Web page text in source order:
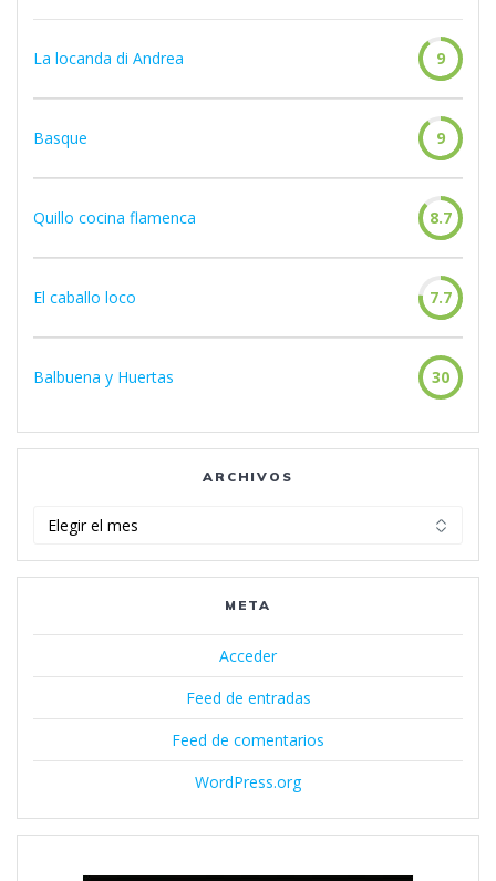
La locanda di Andrea 9
Basque 9
Quillo cocina flamenca 8.7
El caballo loco 7.7
Balbuena y Huertas 30
ARCHIVOS
META
Acceder
Feed de entradas
Feed de comentarios
WordPress.org